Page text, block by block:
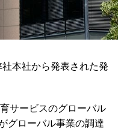
社本社から発表された発
サービスのグローバル
グローバル事業の調達